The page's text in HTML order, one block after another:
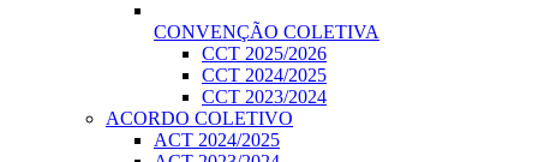
CONVENÇÃO COLETIVA
CCT 2025/2026
CCT 2024/2025
CCT 2023/2024
ACORDO COLETIVO
ACT 2024/2025